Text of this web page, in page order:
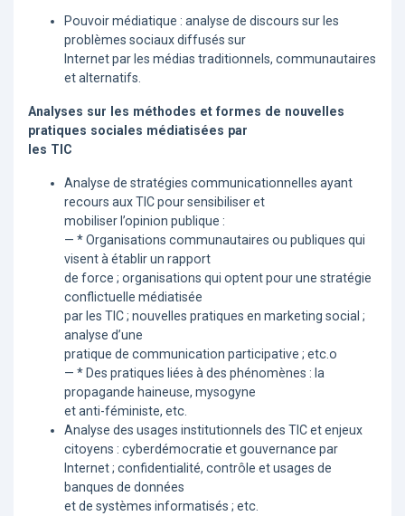
Pouvoir médiatique : analyse de discours sur les
problèmes sociaux diffusés sur
Internet par les médias traditionnels, communautaires
et alternatifs.
Analyses sur les méthodes et formes de nouvelles
pratiques sociales médiatisées par
les TIC
Analyse de stratégies communicationnelles ayant
recours aux TIC pour sensibiliser et
mobiliser l’opinion publique :
— * Organisations communautaires ou publiques qui
visent à établir un rapport
de force ; organisations qui optent pour une stratégie
conflictuelle médiatisée
par les TIC ; nouvelles pratiques en marketing social ;
analyse d’une
pratique de communication participative ; etc.o
— * Des pratiques liées à des phénomènes : la
propagande haineuse, mysogyne
et anti-féministe, etc.
Analyse des usages institutionnels des TIC et enjeux
citoyens : cyberdémocratie et gouvernance par
Internet ; confidentialité, contrôle et usages de
banques de données
et de systèmes informatisés ; etc.